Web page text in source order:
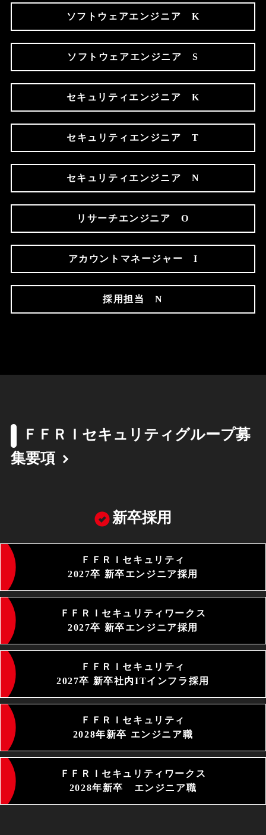
ソフトウェアエンジニア K
ソフトウェアエンジニア S
セキュリティエンジニア K
セキュリティエンジニア T
セキュリティエンジニア N
リサーチエンジニア O
アカウントマネージャー I
採用担当 N
ＦＦＲＩセキュリティグループ募
集要項
新卒採用
ＦＦＲＩセキュリティ
2027卒 新卒エンジニア採用
ＦＦＲＩセキュリティワークス
2027卒 新卒エンジニア採用
ＦＦＲＩセキュリティ
2027卒 新卒社内ITインフラ採用
ＦＦＲＩセキュリティ
2028年新卒 エンジニア職
ＦＦＲＩセキュリティワークス
2028年新卒 エンジニア職